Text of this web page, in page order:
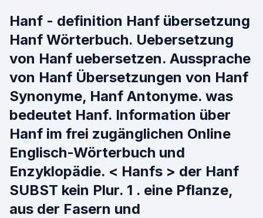
Hanf - definition Hanf übersetzung
Hanf Wörterbuch. Uebersetzung
von Hanf uebersetzen. Aussprache
von Hanf Übersetzungen von Hanf
Synonyme, Hanf Antonyme. was
bedeutet Hanf. Information über
Hanf im frei zugänglichen Online
Englisch-Wörterbuch und
Enzyklopädie. < Hanfs > der Hanf
SUBST kein Plur. 1 . eine Pflanze,
aus der Fasern und